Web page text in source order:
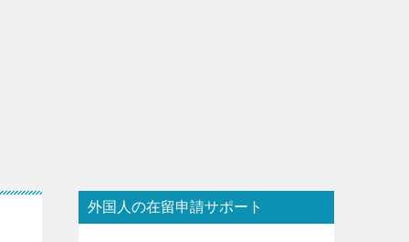
外国人の在留申請サポート